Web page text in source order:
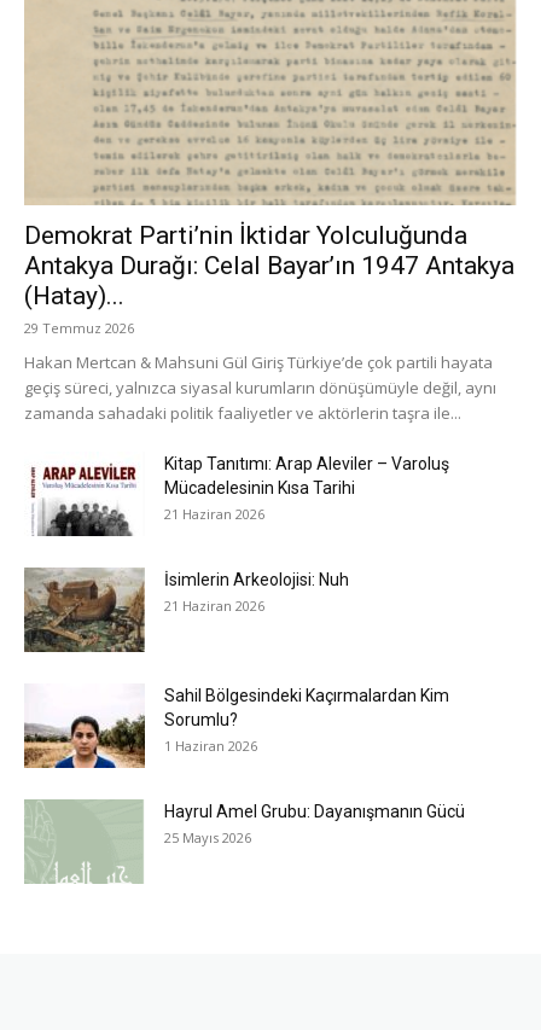
Demokrat Parti’nin İktidar Yolculuğunda
Antakya Durağı: Celal Bayar’ın 1947 Antakya
(Hatay)...
29 Temmuz 2026
Hakan Mertcan & Mahsuni Gül Giriş Türkiye’de çok partili hayata
geçiş süreci, yalnızca siyasal kurumların dönüşümüyle değil, aynı
zamanda sahadaki politik faaliyetler ve aktörlerin taşra ile...
Kitap Tanıtımı: Arap Aleviler – Varoluş
Mücadelesinin Kısa Tarihi
21 Haziran 2026
İsimlerin Arkeolojisi: Nuh
21 Haziran 2026
Sahil Bölgesindeki Kaçırmalardan Kim
Sorumlu?
1 Haziran 2026
Hayrul Amel Grubu: Dayanışmanın Gücü
25 Mayıs 2026